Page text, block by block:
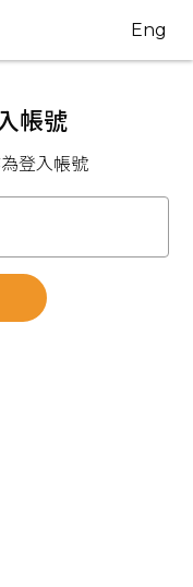
Eng
帳號
登入帳號